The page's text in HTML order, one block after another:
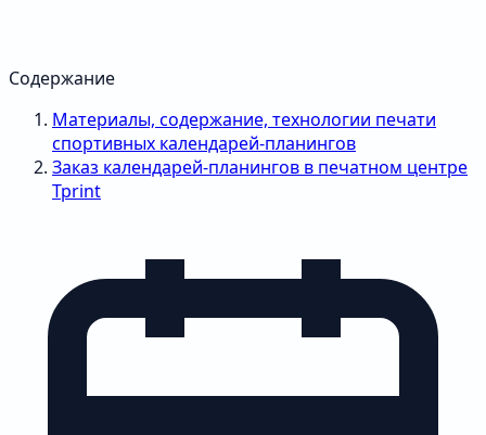
Содержание
Материалы, содержание, технологии печати
спортивных календарей-планингов
Заказ календарей-планингов в печатном центре
Tprint